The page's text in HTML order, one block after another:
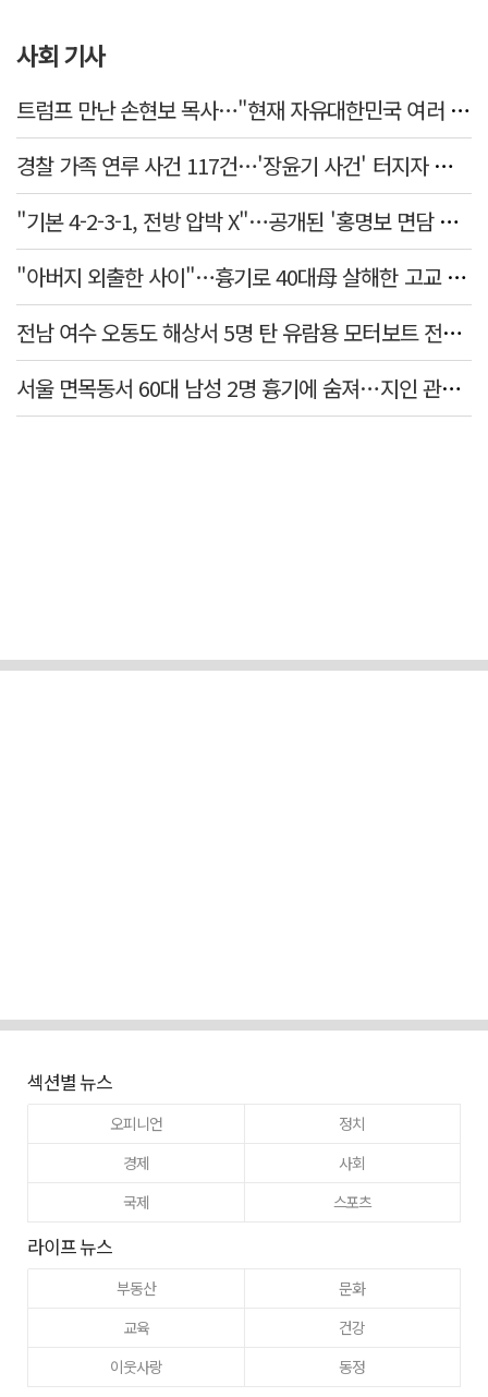
사회 기사
트럼프 만난 손현보 목사…"현재 자유대한민국 여러 면에서 어려움"
경찰 가족 연루 사건 117건…'장윤기 사건' 터지자 뒤늦게 전수조사
"기본 4-2-3-1, 전방 압박 X"…공개된 '홍명보 면담 수첩'
"아버지 외출한 사이"…흉기로 40대母 살해한 고교 자퇴생, 구속 기로에
전남 여수 오동도 해상서 5명 탄 유람용 모터보트 전복…2명 숨져
서울 면목동서 60대 남성 2명 흉기에 숨져…지인 관계로 추정
섹션별 뉴스
오피니언
정치
경제
사회
국제
스포츠
라이프 뉴스
부동산
문화
교육
건강
이웃사랑
동정